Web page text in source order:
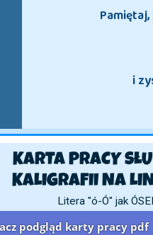
i
KARTA PRACY
DO
NA
Litera "ó-Ó" jak